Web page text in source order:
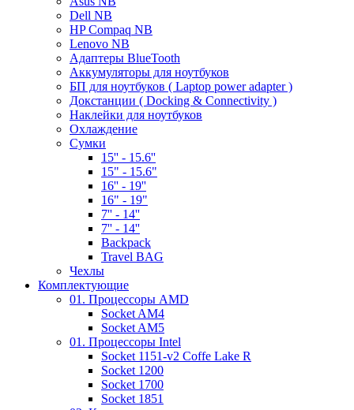
Dell NB
HP Compaq NB
Lenovo NB
Адаптеры BlueTooth
Аккумуляторы для ноутбуков
БП для ноутбуков ( Laptop power adapter )
Докстанции ( Docking & Connectivity )
Наклейки для ноутбуков
Охлаждение
Сумки
15'' - 15.6''
15" - 15.6"
16'' - 19''
16" - 19"
7'' - 14''
7'' - 14''
Backpack
Travel BAG
Чехлы
Комплектующие
01. Процессоры AMD
Socket AM4
Socket AM5
01. Процессоры Intel
Socket 1151-v2 Coffe Lake R
Socket 1200
Socket 1700
Socket 1851